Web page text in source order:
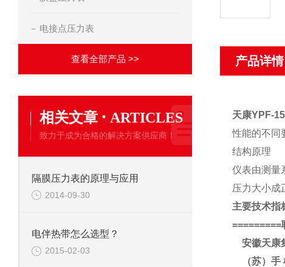
电接点压力表
查看全部产品 >>
相关文章 · ARTICLES
致力于成为合格的解决方案供应商！
隔膜压力表的原理与应用
2014-09-30
电伴热带怎么选型？
2015-02-03
产品详情
天康YPF-
性能的不同
结构原理
仪表由测量
压力大小成
主要技术指
=========
安徽天康
（苏）手